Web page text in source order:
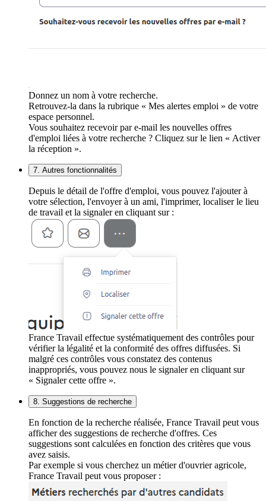
Donnez un nom à votre recherche.
Retrouvez-la dans la rubrique « Mes alertes emploi » de votre
espace personnel.
Vous souhaitez recevoir par e-mail les nouvelles offres
d'emploi liées à votre recherche ? Cliquez sur le lien « Activer
la réception ».
7. Autres fonctionnalités
Depuis le détail de l'offre d'emploi, vous pouvez l'ajouter à
votre sélection, l'envoyer à un ami, l'imprimer, localiser le lieu
de travail et la signaler en cliquant sur :
France Travail effectue systématiquement des contrôles pour
vérifier la légalité et la conformité des offres diffusées. Si
malgré ces contrôles vous constatez des contenus
inappropriés, vous pouvez nous le signaler en cliquant sur
« Signaler cette offre ».
8. Suggestions de recherche
En fonction de la recherche réalisée, France Travail peut vous
afficher des suggestions de recherche d'offres. Ces
suggestions sont calculées en fonction des critères que vous
avez saisis.
Par exemple si vous cherchez un métier d'ouvrier agricole,
France Travail peut vous proposer :